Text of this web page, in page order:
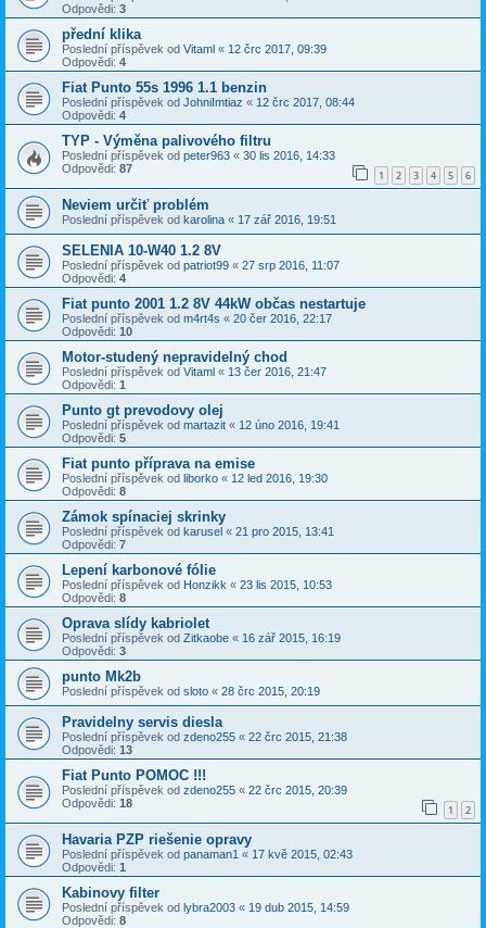
Odpovědi: 3
přední klika
Poslední příspěvek od Vitaml « 12 črc 2017, 09:39
Odpovědi: 4
Fiat Punto 55s 1996 1.1 benzin
Poslední příspěvek od JohniImtiaz « 12 črc 2017, 08:44
Odpovědi: 4
TYP - Výměna palivového filtru
Poslední příspěvek od peter963 « 30 lis 2016, 14:33
Odpovědi: 87 1 2 3 4 5 6
Neviem určiť problém
Poslední příspěvek od karolina « 17 zář 2016, 19:51
SELENIA 10-W40 1.2 8V
Poslední příspěvek od patriot99 « 27 srp 2016, 11:07
Odpovědi: 4
Fiat punto 2001 1.2 8V 44kW občas nestartuje
Poslední příspěvek od m4rt4s « 20 čer 2016, 22:17
Odpovědi: 10
Motor-studený nepravidelný chod
Poslední příspěvek od Vitaml « 13 čer 2016, 21:47
Odpovědi: 1
Punto gt prevodovy olej
Poslední příspěvek od martazit « 12 úno 2016, 19:41
Odpovědi: 5
Fiat punto příprava na emise
Poslední příspěvek od liborko « 12 led 2016, 19:30
Odpovědi: 8
Zámok spínaciej skrinky
Poslední příspěvek od karusel « 21 pro 2015, 13:41
Odpovědi: 7
Lepení karbonové fólie
Poslední příspěvek od Honzikk « 23 lis 2015, 10:53
Odpovědi: 8
Oprava slídy kabriolet
Poslední příspěvek od Zitkaobe « 16 zář 2015, 16:19
Odpovědi: 3
punto Mk2b
Poslední příspěvek od sloto « 28 črc 2015, 20:19
Pravidelny servis diesla
Poslední příspěvek od zdeno255 « 22 črc 2015, 21:38
Odpovědi: 13
Fiat Punto POMOC !!!
Poslední příspěvek od zdeno255 « 22 črc 2015, 20:39
Odpovědi: 18 1 2
Havaria PZP riešenie opravy
Poslední příspěvek od panaman1 « 17 kvě 2015, 02:43
Odpovědi: 1
Kabinovy filter
Poslední příspěvek od lybra2003 « 19 dub 2015, 14:59
Odpovědi: 8